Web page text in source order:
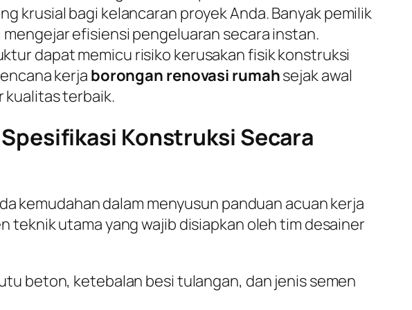
krusial bagi kelancaran proyek Anda. Banyak pemilik
efisiensi pengeluaran secara instan.
dapat memicu risiko kerusakan fisik konstruksi
kerja borongan renovasi rumahsejak awal
kualitas terbaik.
Konstruksi Secara
kemudahan dalam menyusun panduan acuan kerja
teknik utama yang wajib disiapkan oleh tim desainer
beton, ketebalan besi tulangan, dan jenis semen